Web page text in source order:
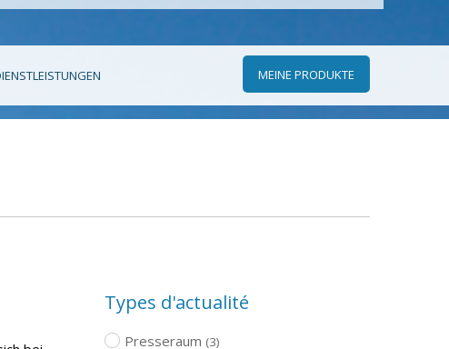
MEINE PRODUKTE
Types d'actualité
Presseraum (3)